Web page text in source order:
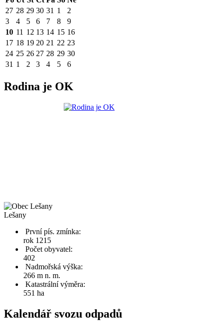
27 28 29 30 31 1
2
3
4 5 6 7 8
9
10 11 12 13 14 15 16
17 18 19 20 21 22 23
24 25 26 27 28 29 30
31 1 2 3 4 5 6
Rodina je OK
Lešany
První pís. zmínka:
rok 1215
Počet obyvatel:
402
Nadmořská výška:
266 m n. m.
Katastrální výměra:
551 ha
Kalendář svozu odpadů